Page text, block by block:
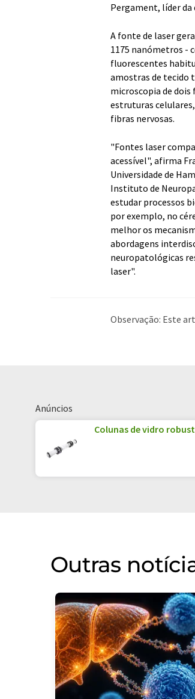
Pergament, líder da
A fonte de laser
1175 nanómetros -
fluorescentes
amostras de tecido
microscopia de
estruturas
fibras nervosas.
"Fontes laser
acessível", afirma
Universidade de
Instituto de
estudar processos
por exemplo, no
melhor os
abordagens
neuropatológicas
laser".
Observação: Este
Anúncios
Colunas de vidro
Outras